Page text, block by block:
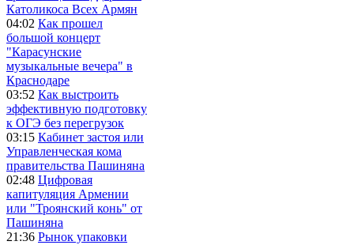
Католикоса Всех Армян
04:02 Как прошел
большой концерт
"Карасунские
музыкальные вечера" в
Краснодаре
03:52 Как выстроить
эффективную подготовку
к ОГЭ без перегрузок
03:15 Кабинет застоя или
Управленческая кома
правительства Пашиняна
02:48 Цифровая
капитуляция Армении
или "Троянский конь" от
Пашиняна
21:36 Рынок упаковки